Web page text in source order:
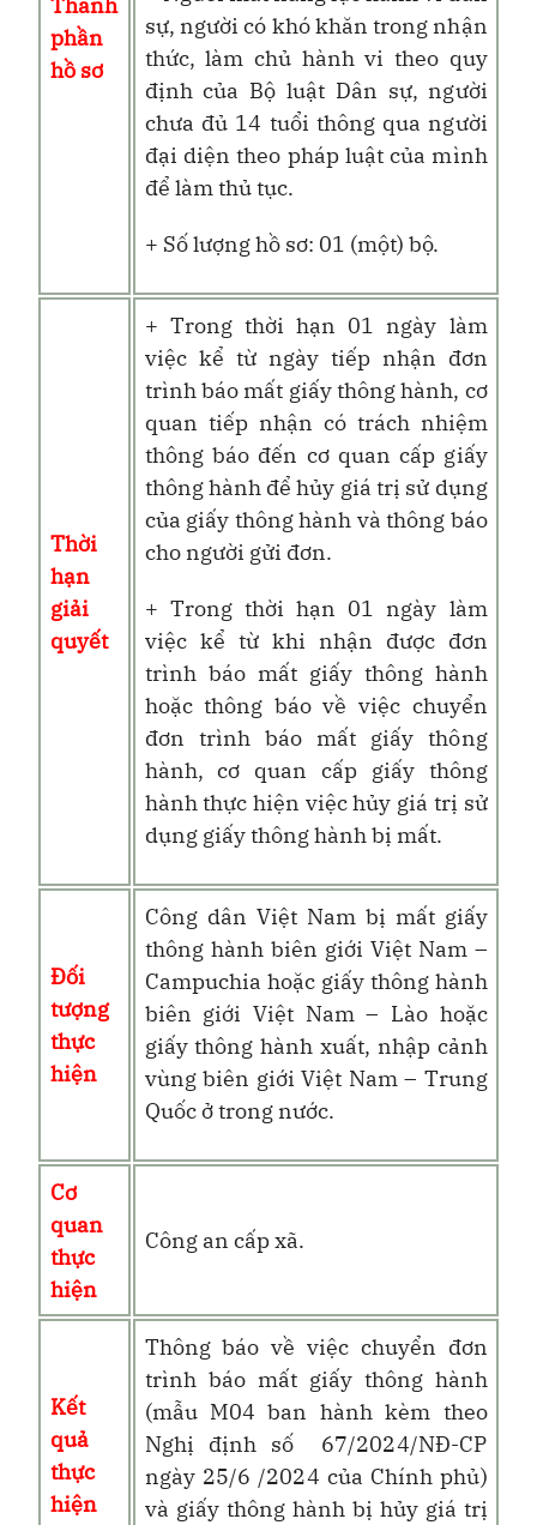
phần
hồ sơ
sự, người có khó khăn trong nhận
thức, làm chủ hành vi theo quy
định của Bộ luật Dân sự, người
chưa đủ 14 tuổi thông qua người
đại diện theo pháp luật của mình
để làm thủ tục.
+ Số lượng hồ sơ: 01 (một) bộ.
Thời
hạn
giải
quyết
+ Trong thời hạn 01 ngày làm
việc kể từ ngày tiếp nhận đơn
trình báo mất giấy thông hành, cơ
quan tiếp nhận có trách nhiệm
thông báo đến cơ quan cấp giấy
thông hành để hủy giá trị sử dụng
của giấy thông hành và thông báo
cho người gửi đơn.
+ Trong thời hạn 01 ngày làm
việc kể từ khi nhận được đơn
trình báo mất giấy thông hành
hoặc thông báo về việc chuyển
đơn trình báo mất giấy thông
hành, cơ quan cấp giấy thông
hành thực hiện việc hủy giá trị sử
dụng giấy thông hành bị mất.
Đối
tượng
thực
hiện
Công dân Việt Nam bị mất giấy
thông hành biên giới Việt Nam –
Campuchia hoặc giấy thông hành
biên giới Việt Nam – Lào hoặc
giấy thông hành xuất, nhập cảnh
vùng biên giới Việt Nam – Trung
Quốc ở trong nước.
Cơ
quan
thực
hiện
Công an cấp xã.
Kết
quả
thực
hiện
Thông báo về việc chuyển đơn
trình báo mất giấy thông hành
(mẫu M04 ban hành kèm theo
Nghị định số
67/2024/NĐ-CP
ngày 25/6 /2024 của Chính phủ)
và giấy thông hành bị hủy giá trị